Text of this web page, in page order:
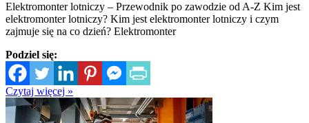
Elektromonter lotniczy – Przewodnik po zawodzie od A-Z Kim jest
elektromonter lotniczy? Kim jest elektromonter lotniczy i czym
zajmuje się na co dzień? Elektromonter
Podziel się:
Czytaj więcej »